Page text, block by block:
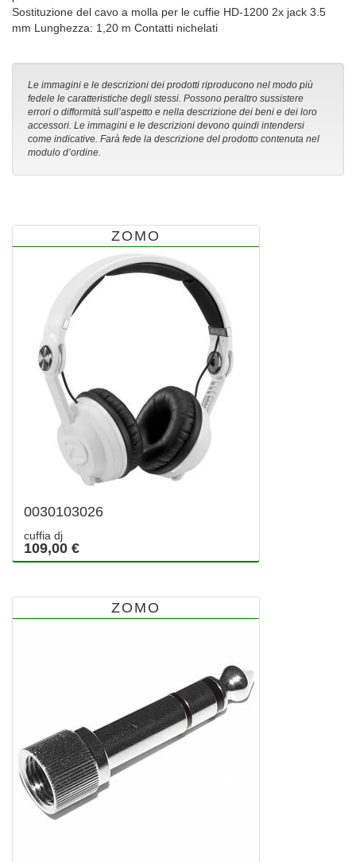
Sostituzione del cavo a molla per le cuffie HD-1200 2x jack 3.5
mm Lunghezza: 1,20 m Contatti nichelati
Le immagini e le descrizioni dei prodotti riproducono nel modo più
fedele le caratteristiche degli stessi. Possono peraltro sussistere
errori o difformità sull’aspetto e nella descrizione dei beni e dei loro
accessori. Le immagini e le descrizioni devono quindi intendersi
come indicative. Farà fede la descrizione del prodotto contenuta nel
modulo d’ordine.
ZOMO
0030103026
cuffia dj
109,00 €
ZOMO